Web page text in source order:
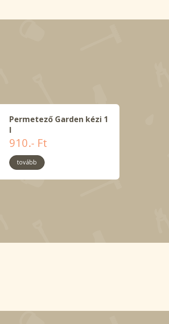
Permetező Garden kézi 1
l
910.- Ft
tovább